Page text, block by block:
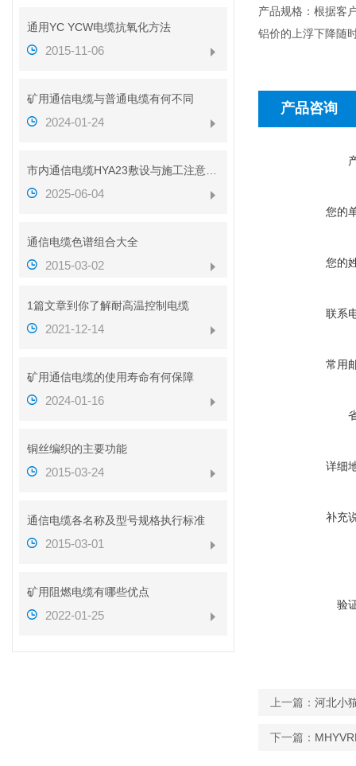
通用YC YCW电缆抗氧化方法
2015-11-06
矿用通信电缆与普通电缆有何不同
2024-01-24
2025-06-04
通信电缆色谱组合大全
2015-03-02
1篇文章到你了解耐高温控制电缆
2021-12-14
矿用通信电缆的使用寿命有何保障
2024-01-16
铜丝编织的主要功能
2015-03-24
通信电缆各名称及型号规格执行标准
2015-03-01
矿用阻燃电缆有哪些优点
2022-01-25
产品规格：根据客
铝价的上浮下降随
产品咨询
您的
您的
联系
常用
详细
补充
验
上一篇： 河北小
下一篇：